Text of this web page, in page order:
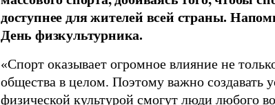
доступнее для жителей всей страны.
День физкультурника.
«Спорт оказывает огромное влияние не
общества в целом. Поэтому важно создавать
физической культурой смогут люди любого